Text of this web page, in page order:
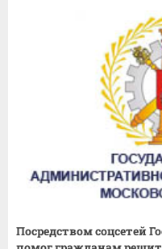
Посредством соцсетей